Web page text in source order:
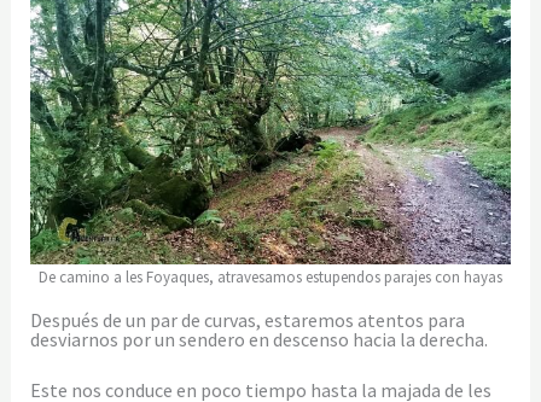
De camino a les Foyaques, atravesamos estupendos parajes con hayas
Después de un par de curvas, estaremos atentos para
desviarnos por un sendero en descenso hacia la derecha.
Este nos conduce en poco tiempo hasta la majada de les